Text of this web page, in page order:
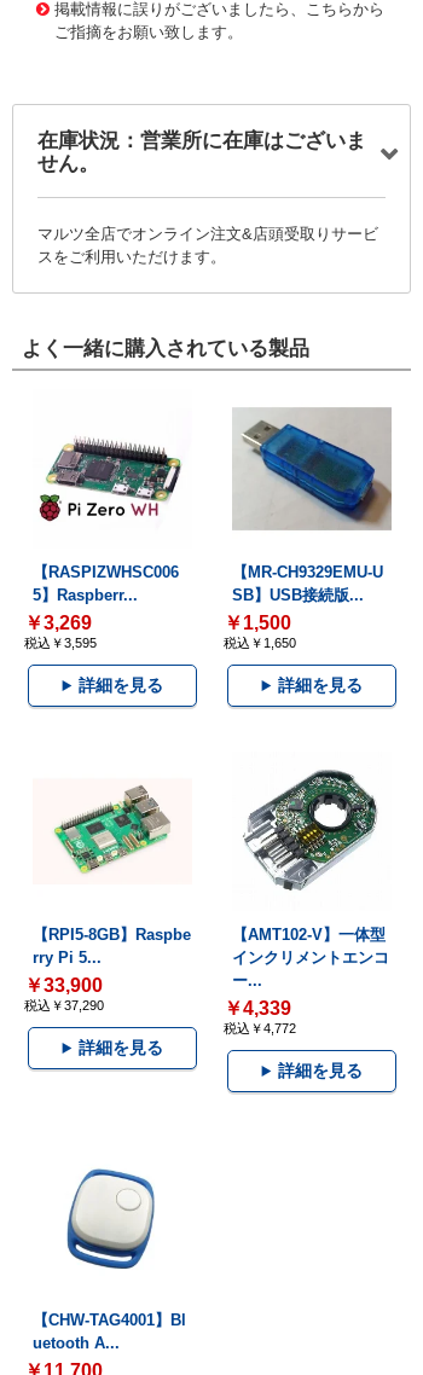
掲載情報に誤りがございましたら、こちらから
ご指摘をお願い致します。
在庫状況：営業所に在庫はございま
せん。
マルツ全店でオンライン注文&店頭受取りサービ
スをご利用いただけます。
よく一緒に購入されている製品
【RASPIZWHSC006
5】Raspberr...
￥3,269
税込￥3,595
詳細を見る
【MR-CH9329EMU-U
SB】USB接続版...
￥1,500
税込￥1,650
詳細を見る
【RPI5-8GB】Raspbe
rry Pi 5...
￥33,900
税込￥37,290
詳細を見る
【AMT102-V】一体型
インクリメントエンコ
ー...
￥4,339
税込￥4,772
詳細を見る
【CHW-TAG4001】Bl
uetooth A...